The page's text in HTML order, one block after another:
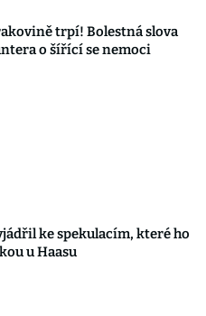
trpí! Bolestná slova
o šířící se nemoci
ke spekulacím, které ho
u Haasu